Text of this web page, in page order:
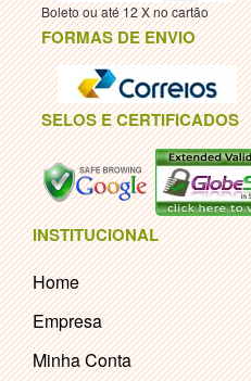
Boleto ou até 12 X no cartão
FORMAS DE ENVIO
SELOS E CERTIFICADOS
INSTITUCIONAL
Home
Empresa
Minha Conta